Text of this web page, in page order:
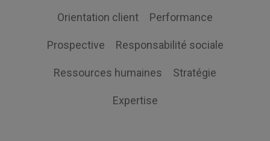
Orientation client Performance
Prospective Responsabilité sociale
Ressources humaines Stratégie
Expertise